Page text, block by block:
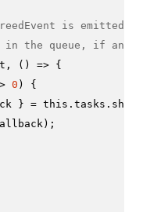
is emitted,
the queue, if any.
() => {
0 ) {
} = this . tasks . shift